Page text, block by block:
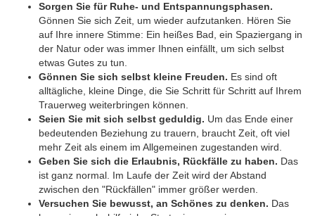
Sorgen Sie für Ruhe- und Entspannungsphasen.
Gönnen Sie sich Zeit, um wieder aufzutanken. Hören Sie
auf Ihre innere Stimme: Ein heißes Bad, ein Spaziergang in
der Natur oder was immer Ihnen einfällt, um sich selbst
etwas Gutes zu tun.
Gönnen Sie sich selbst kleine Freuden. Es sind oft
alltägliche, kleine Dinge, die Sie Schritt für Schritt auf Ihrem
Trauerweg weiterbringen können.
Seien Sie mit sich selbst geduldig. Um das Ende einer
bedeutenden Beziehung zu trauern, braucht Zeit, oft viel
mehr Zeit als einem im Allgemeinen zugestanden wird.
Geben Sie sich die Erlaubnis, Rückfälle zu haben. Das
ist ganz normal. Im Laufe der Zeit wird der Abstand
zwischen den "Rückfällen" immer größer werden.
Versuchen Sie bewusst, an Schönes zu denken. Das